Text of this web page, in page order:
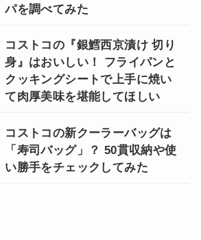
パを調べてみた
コストコの『銀鱈西京漬け 切り
身』はおいしい！ フライパンと
クッキングシートで上手に焼い
て肉厚美味を堪能してほしい
コストコの新クーラーバッグは
「寿司バッグ」？ 50貫収納や使
い勝手をチェックしてみた